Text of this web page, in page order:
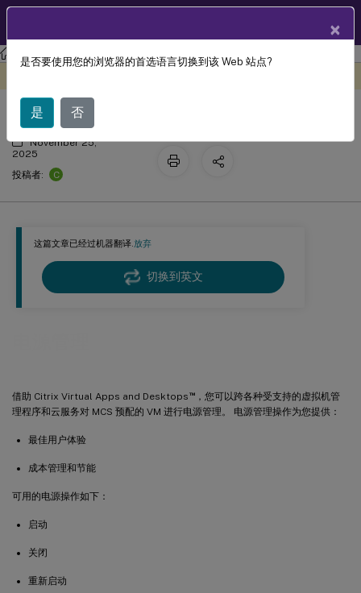
Citrix Virtual Apps and Desktops7 2511
这篇文章已经过机器翻译.放弃
切换到英文
借助 Citrix Virtual Apps and Desktops ™，您可以跨各种受支持的虚拟机管
理程序和云服务对 MCS 预配的 VM 进行电源管理。 电源管理操作为您提供：
最佳用户体验
成本管理和节能
可用的电源操作如下：
启动
关闭
重新启动
电源管理
November 25,
2025
投稿者:
C
×
是否要使用您的浏览器的首选语言切换到该 Web 站点?
是 否